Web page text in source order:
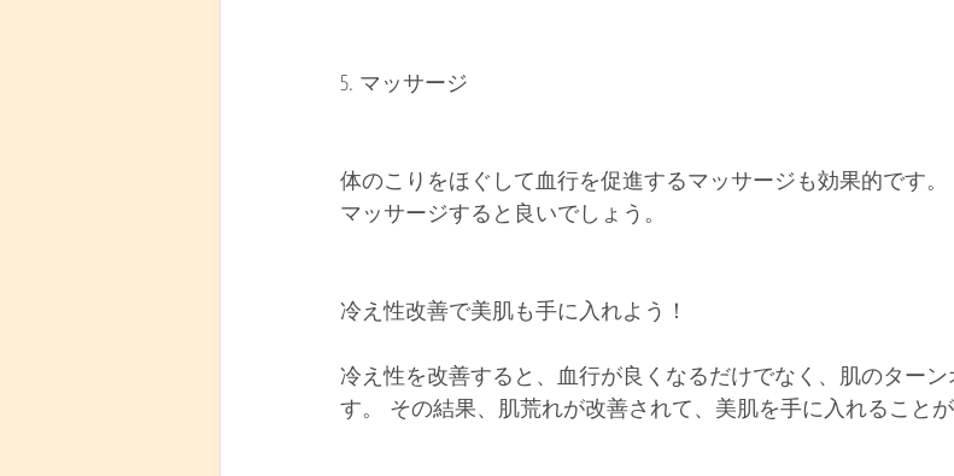
5. マッサージ
体のこりをほぐして血行を促進するマッサージも効果的です。
マッサージすると良いでしょう。
冷え性改善で美肌も手に入れよう！
冷え性を改善すると、血行が良くなるだけでなく、肌のター
す。 その結果、肌荒れが改善されて、美肌を手に入れること